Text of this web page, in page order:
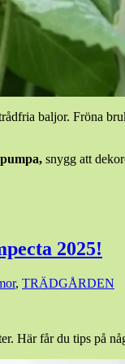
baljor. Fröna
snygg att
2025!
, TRÄDGÅRDEN
Här får du tips på